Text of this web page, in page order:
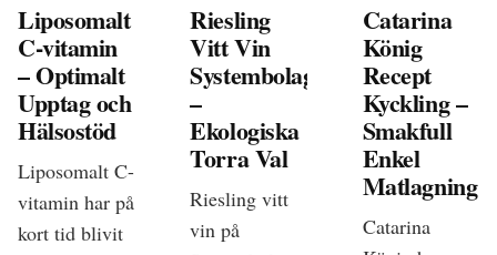
Liposomalt
C-vitamin
– Optimalt
Upptag och
Hälsostöd
Liposomalt C-
vitamin har på
kort tid blivit
Riesling
Vitt Vin
Systembolaget
–
Ekologiska
Torra Val
Riesling vitt
vin på
Catarina
König
Recept
Kyckling –
Smakfull
Enkel
Matlagning
Catarina